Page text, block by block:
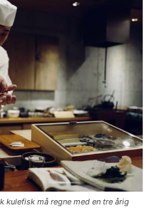
kulefisk må regne med en tre årig